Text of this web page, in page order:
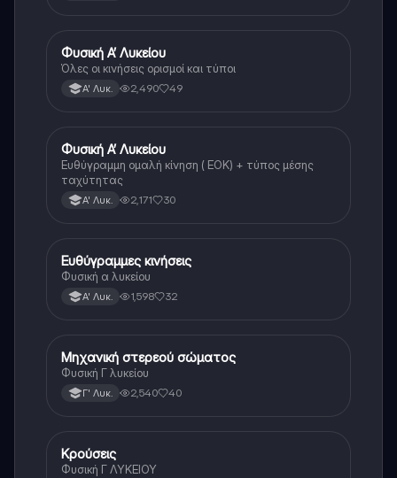
Φυσική
Φυσική Α’ Λυκείου
Όλες οι κινήσεις ορισμοί και τύποι
Α' Λυκ. 2,490 49
Φυσική
Φυσική Α’ Λυκείου
Ευθύγραμμη ομαλή κίνηση ( ΕΟΚ) + τύπος μέσης
ταχύτητας
Α' Λυκ. 2,171 30
Φυσική
Ευθύγραμμες κινήσεις
Φυσική α λυκείου
Α' Λυκ. 1,598 32
Φυσική
Μηχανική στερεού σώματος
Φυσική Γ λυκείου
Γ' Λυκ. 2,540 40
Φυσική
Κρούσεις
Φυσική Γ ΛΥΚΕΙΟΥ